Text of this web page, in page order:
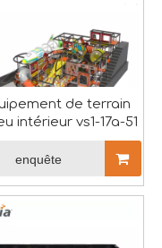
de cette
de terrain
intérieur vs1-17a-51
enquête